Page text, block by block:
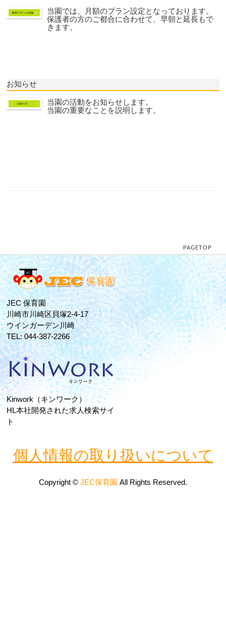
当園では、月額のプラン設定となっております。
保護者の方のご都合に合わせて、早朝と延長もで
きます。
お知らせ
当園の活動をお知らせします。
当園の重要なことを説明します。
PAGETOP
JEC 保育園
川崎市川崎区貝塚2-4-17
ウインガーデン川崎
TEL: 044-387-2266
Kinwork（キンワーク）
HL本社開発された求人検索サイ
ト
個人情報の取り扱いについて
Copyright © JEC保育園 All Rights Reserved.